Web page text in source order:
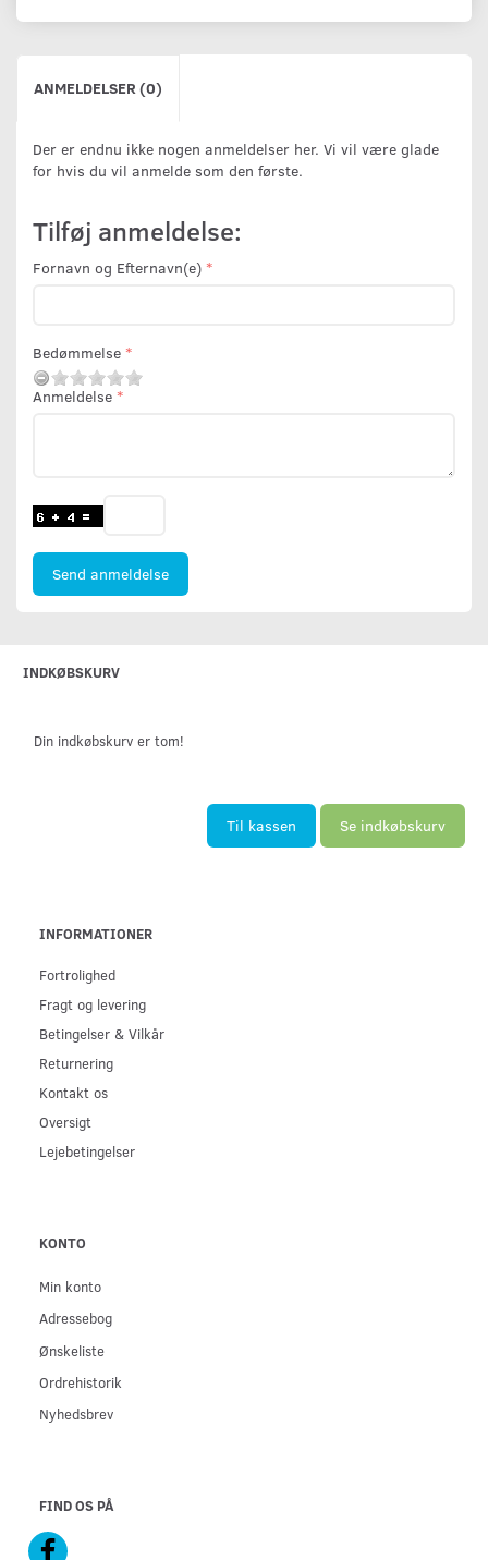
ANMELDELSER (0)
Der er endnu ikke nogen anmeldelser her. Vi vil være glade
for hvis du vil anmelde som den første.
Tilføj anmeldelse:
Fornavn og Efternavn(e)
Bedømmelse
Anmeldelse
Send anmeldelse
INDKØBSKURV
Din indkøbskurv er tom!
Til kassen Se indkøbskurv
INFORMATIONER
Fortrolighed
Fragt og levering
Betingelser & Vilkår
Returnering
Kontakt os
Oversigt
Lejebetingelser
KONTO
Min konto
Adressebog
Ønskeliste
Ordrehistorik
Nyhedsbrev
FIND OS PÅ